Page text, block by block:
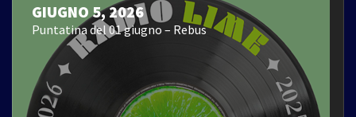
GIUGNO 5, 2026
Puntatina del 01 giugno – Rebus